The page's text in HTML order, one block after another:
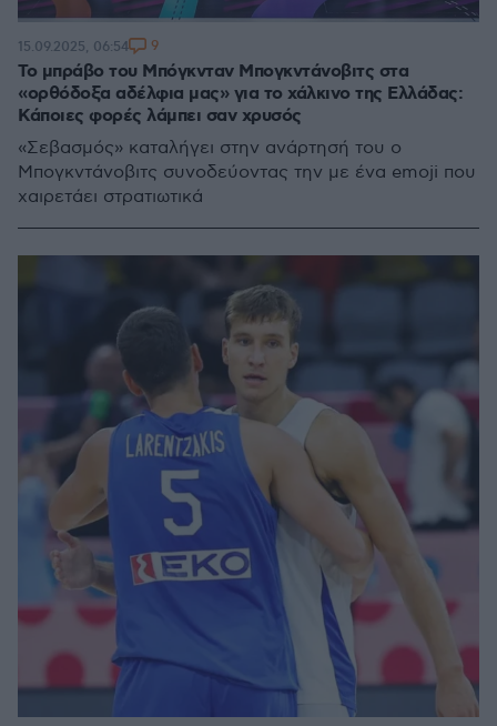
Το μπράβο του Μπόγκνταν Μπογκντάνοβιτς στα
«ορθόδοξα αδέλφια μας» για το χάλκινο της Ελλάδας:
Κάποιες φορές λάμπει σαν χρυσός
«Σεβασμός» καταλήγει στην ανάρτησή του ο
Μπογκντάνοβιτς συνοδεύοντας την με ένα emoji που
χαιρετάει στρατιωτικά
15.09.2025, 06:54 9